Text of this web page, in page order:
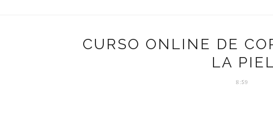
CURSO ONLINE DE
LA
8:59